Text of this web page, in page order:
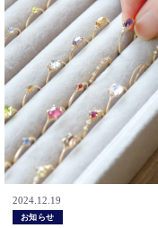
2024.12.19
お知らせ